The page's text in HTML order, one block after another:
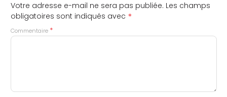
Votre adresse e-mail ne sera pas publiée. Les champs
obligatoires sont indiqués avec *
Commentaire *